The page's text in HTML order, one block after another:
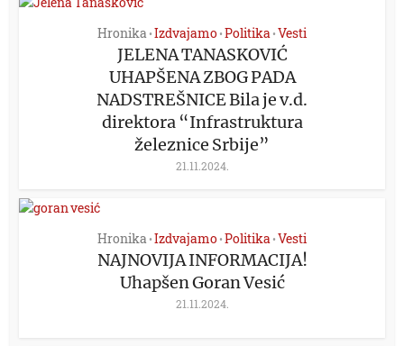
Hronika•Izdvajamo•Politika•Vesti
JELENA TANASKOVIĆ
UHAPŠENA ZBOG PADA
NADSTREŠNICE Bila je v.d.
direktora “Infrastruktura
železnice Srbije”
21.11.2024.
Hronika•Izdvajamo•Politika•Vesti
NAJNOVIJA INFORMACIJA!
Uhapšen Goran Vesić
21.11.2024.